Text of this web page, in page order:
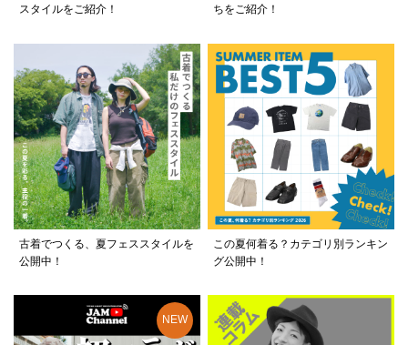
スタイルをご紹介！
ちをご紹介！
古着でつくる、夏フェススタイルを
公開中！
この夏何着る？カテゴリ別ランキン
グ公開中！